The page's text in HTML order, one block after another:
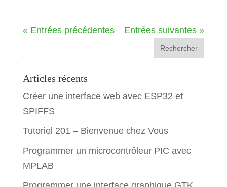
« Entrées précédentes Entrées suivantes »
Articles récents
Créer une interface web avec ESP32 et
SPIFFS
Tutoriel 201 – Bienvenue chez Vous
Programmer un microcontrôleur PIC avec
MPLAB